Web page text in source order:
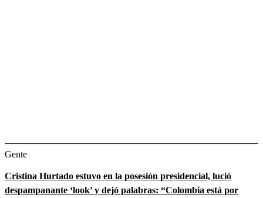
Gente
Cristina Hurtado estuvo en la posesión presidencial, lució
despampanante ‘look’ y dejó palabras: “Colombia está por